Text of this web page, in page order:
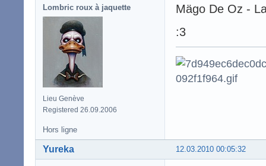
Lombric roux à jaquette
Lieu Genève
Registered 26.09.2006
Mägo De Oz -
:3
Hors ligne
12.03.2010 00:05:32
Yureka